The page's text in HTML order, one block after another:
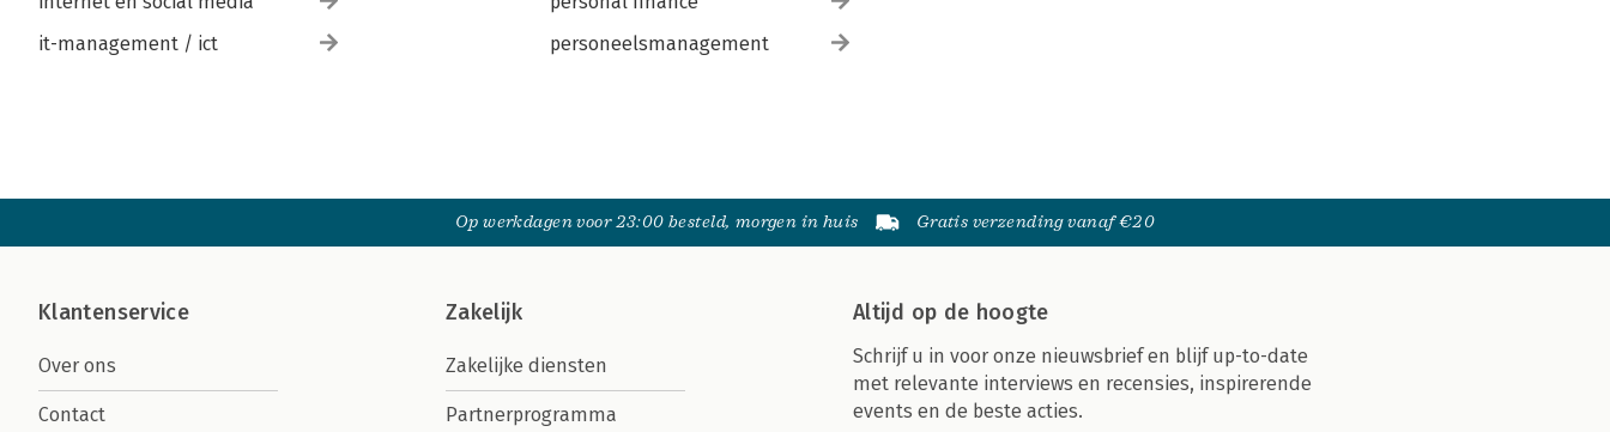
it-management / ict
personeelsmanagement
Op werkdagen voor 23:00 besteld, morgen in huis Gratis verzending vanaf €20
Klantenservice
Over ons
Contact
Zakelijk
Zakelijke diensten
Partnerprogramma
Altijd op de hoogte
Schrijf u in voor onze nieuwsbrief en blijf up-to-date
met relevante interviews en recensies, inspirerende
events en de beste acties.